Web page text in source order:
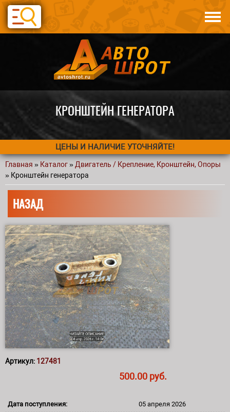
Перейти к основному содержанию
Авто по запчастям
Статьи
КРОНШТЕЙН ГЕНЕРАТОРА
ЦЕНЫ И НАЛИЧИЕ УТОЧНЯЙТЕ!
Вы здесь
Главная » Каталог» Двигатель / Крепление, Кронштейн, Опоры
» Кронштейн генератора
НАЗАД
Артикул: 127481
500.00 руб.
Дата поступления: 05 апреля 2026